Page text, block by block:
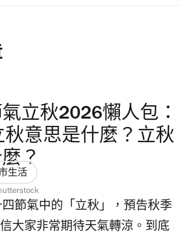
立秋2026懶人包：
意思是什麼？立秋
？
生活
節氣中的「立秋」，預告秋季
大家非常期待天氣轉涼。到底